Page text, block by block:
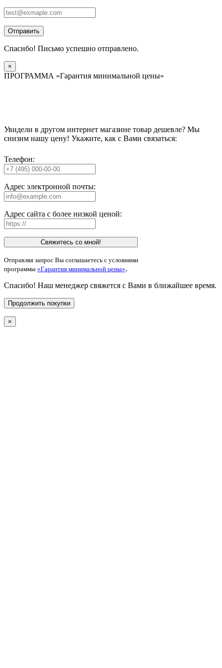
Отправить
Спасибо! Письмо успешно отправлено.
×
ПРОГРАММА «Гарантия минимальной цены»
Увидели в другом интернет магазине товар дешевле? Мы
снизим нашу цену! Укажите, как с Вами связаться:
Телефон:
Адрес электронной почты:
Адрес сайта с более низкой ценой:
Свяжитесь со мной!
Отправляя запрос Вы соглашаетесь с условиями
программы «Гарантия минимальной цены».
Спасибо! Наш менеджер свяжется с Вами в ближайшее время.
Продолжить покупки
×